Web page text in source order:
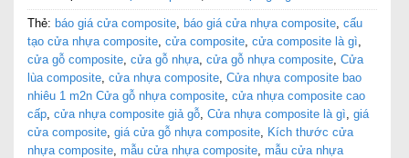
Thẻ: báo giá cửa composite báo giá cửa nhựa composite cấu
tạo cửa nhựa composite cửa composite cửa composite là gì
cửa gỗ composite cửa gỗ nhựa cửa gỗ nhựa composite Cửa
lùa composite cửa nhựa composite Cửa nhựa composite bao
nhiêu 1 m2n Cửa gỗ nhựa composite cửa nhựa composite cao
cấp cửa nhựa composite giả gỗ Cửa nhựa composite là gì giá
cửa composite giá cửa gỗ nhựa composite Kích thước cửa
nhựa composite mẫu cửa nhựa composite mẫu cửa nhựa